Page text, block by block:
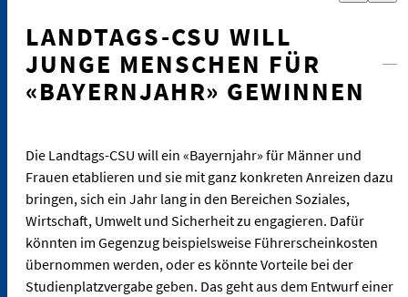
LANDTAGS-CSU WILL
JUNGE MENSCHEN FÜR
«BAYERNJAHR» GEWINNEN
Die Landtags-CSU will ein «Bayernjahr» für Männer und
Frauen etablieren und sie mit ganz konkreten Anreizen dazu
bringen, sich ein Jahr lang in den Bereichen Soziales,
Wirtschaft, Umwelt und Sicherheit zu engagieren. Dafür
könnten im Gegenzug beispielsweise Führerscheinkosten
übernommen werden, oder es könnte Vorteile bei der
Studienplatzvergabe geben. Das geht aus dem Entwurf einer